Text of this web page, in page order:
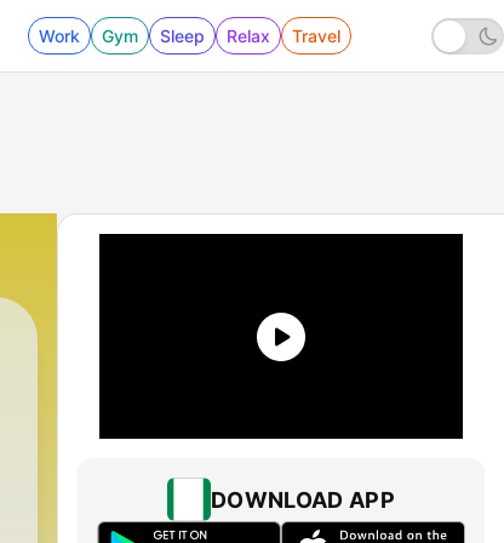
Work Gym Sleep Relax Travel
DOWNLOAD APP